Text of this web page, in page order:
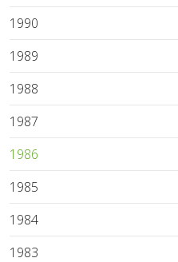
1990
1989
1988
1987
1986
1985
1984
1983